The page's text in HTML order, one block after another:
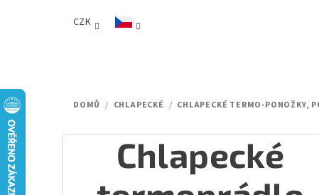
CZK
DOMŮ / CHLAPECKÉ / CHLAPECKÉ TERMO-PONOŽKY,
Chlapecké